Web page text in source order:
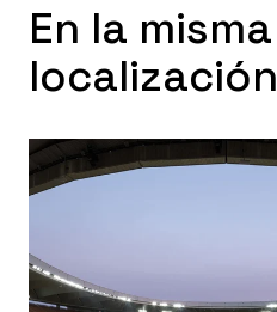
En la misma
localización